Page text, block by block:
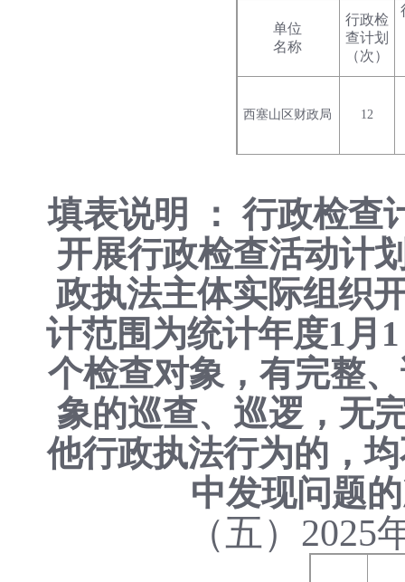
单位
名称
行政检
查计划
（次）
西塞山区财政局 12
填表说明 ： 行政检查
开展行政检查活动计
政执法主体实际组织
计范围为统计年度1月
个检查对象，有完整
象的巡查、巡逻，无
他行政执法行为的，
中发现问题
（五）